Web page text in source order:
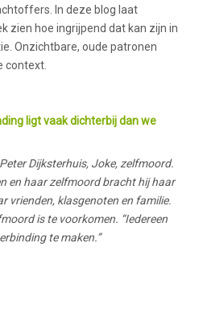
In deze blog laat
zien hoe ingrijpend dat kan zijn in
Onzichtbare, oude patronen
context.
ligt vaak dichterbij dan we
Dijksterhuis, Joke, zelfmoord.
en haar zelfmoord bracht hij haar
vrienden, klasgenoten en familie.
is te voorkomen. “Iedereen
te maken.”